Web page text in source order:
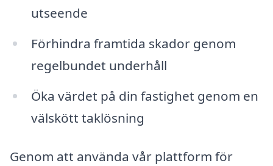
utseende
Förhindra framtida skador genom
regelbundet underhåll
Öka värdet på din fastighet genom en
välskött taklösning
Genom att använda vår plattform för